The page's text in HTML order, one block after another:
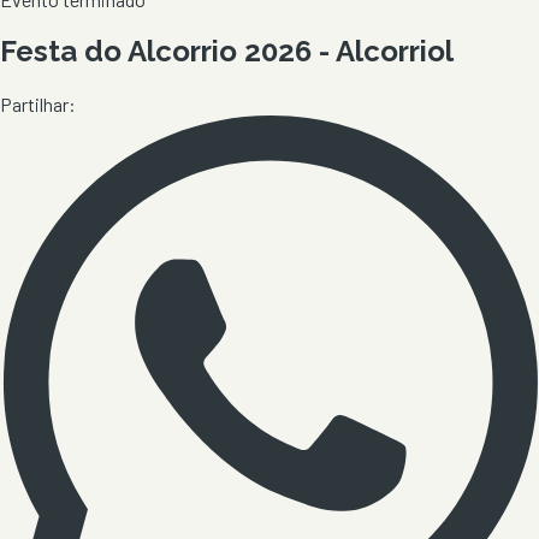
Festa do Alcorrio 2026 - Alcorriol
Partilhar: